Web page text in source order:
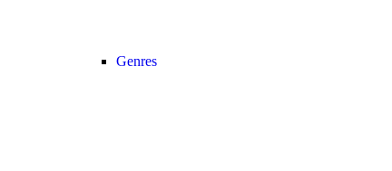
Genres